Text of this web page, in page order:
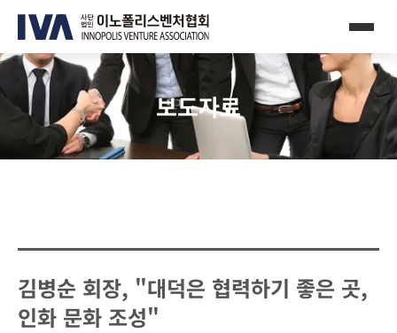
보도자료
김병순 회장, "대덕은 협력하기 좋은 곳,
인화 문화 조성"